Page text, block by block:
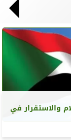
والاستقرار في